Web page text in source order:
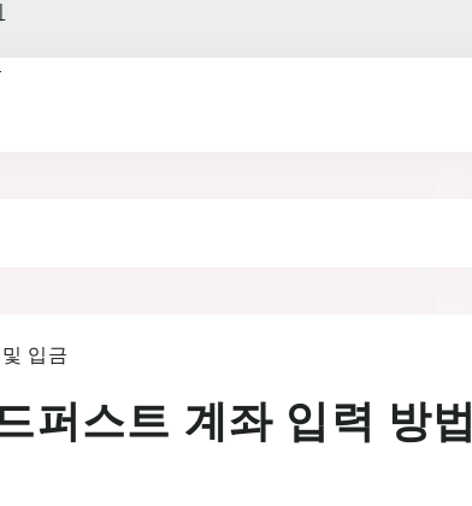
입금
퍼스트 계좌 입력 방법